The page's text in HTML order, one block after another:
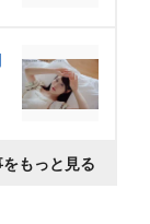
もっと見る